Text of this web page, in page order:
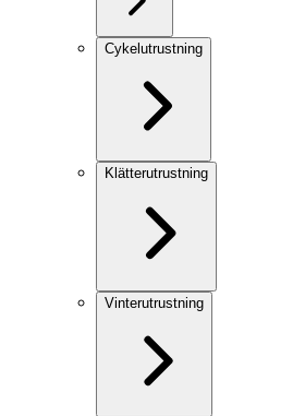
Cykelutrustning
Klätterutrustning
Vinterutrustning